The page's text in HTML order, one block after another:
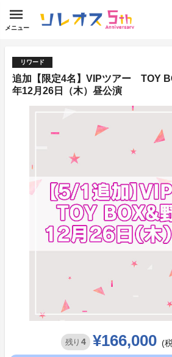
メニュー
リワード
追加【限定4名】VIPツアー TOY
年12月26日（木）昼公演
残り 4 ¥166,000 (